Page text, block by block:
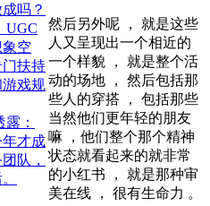
吗？
UGC
空
扶持
戏规
：
才成
队，
然后另外呢 ， 就是这些
人又呈现出一个相近的
一个样貌 ， 就是整个活
动的场地 ， 然后包括那
些人的穿搭 ， 包括那些
当然他们更年轻的朋友
嘛 ，他们整个那个精神
状态就看起来的就非常
的小红书 ， 就是那种审
美在线 ， 很有生命力 。